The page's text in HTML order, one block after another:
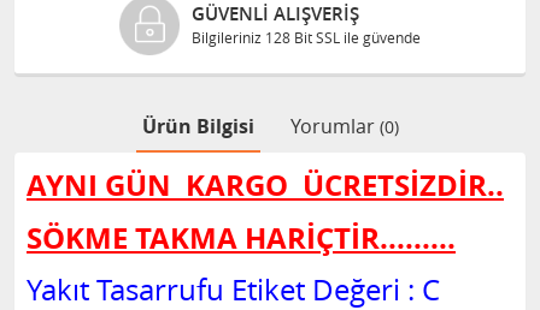
ORJINAL ÜRÜNLER
Ürünlerimiz %100 orjinaldir.
Ürün Bilgisi Yorumlar (0)
AYNI GÜN KARGO ÜCRETSİZDİR..
SÖKME TAKMA HARİÇTİR.........
Yakıt Tasarrufu Etiket Değeri : C